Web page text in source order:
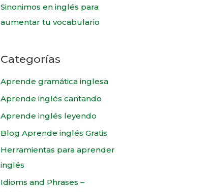
Sinonimos en inglés para
aumentar tu vocabulario
Categorías
Aprende gramática inglesa
Aprende inglés cantando
Aprende inglés leyendo
Blog Aprende inglés Gratis
Herramientas para aprender
inglés
Idioms and Phrases –